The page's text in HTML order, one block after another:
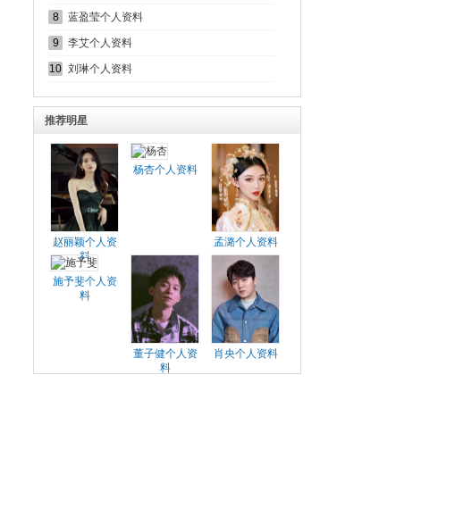
8 蓝盈莹个人资料
9 李艾个人资料
10 刘琳个人资料
推荐明星
赵丽颖个人资
料
杨杏个人资料
孟潞个人资料
施予斐个人资
料
董子健个人资
料
肖央个人资料